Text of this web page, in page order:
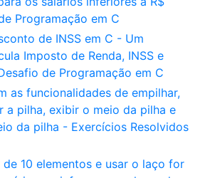
Programação em C
de INSS em C - Um
Imposto de Renda, INSS e
de Programação em C
as funcionalidades de empilhar,
a pilha, exibir o meio da pilha e
da pilha - Exercícios Resolvidos
10 elementos e usar o laço for